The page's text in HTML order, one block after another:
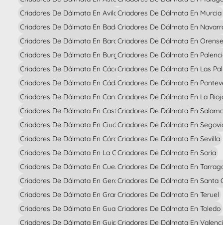
Criadores De Dálmata En Avila
Criadores De Dálmata En Badajoz
Criadores De Dálmata En Barcelona
Criadores De Dálmata En Burgos
Criadores De Dálmata En Cáceres
Criadores De Dálmata En Cádiz
Criadores De Dálmata En Cantabria
Criadores De Dálmata En Castellón
Criadores De Dálmata En Ciudad Real
Criadores De Dálmata En Córdoba
Criadores De Dálmata En La Coruña
Criadores De Dálmata En Cuenca
Criadores De Dálmata En Gerona
Criadores De Dálmata En Granada
Criadores De Dálmata En Guadalajara
Criadores De Dálmata En Guipúzcoa
Criadores De Dálmata En Murcia
Criadores De Dálmata En
Criadores De Dálmata En Orense
Criadores De Dálmata En
Criadores De Dálmata En Las
Criadores De Dálmata En
Criadores De Dálmata En La
Criadores De Dálmata En
Criadores De Dálmata En
Criadores De Dálmata En Sevilla
Criadores De Dálmata En Soria
Criadores De Dálmata En
Criadores De Dálmata En Santa
Criadores De Dálmata En Teruel
Criadores De Dálmata En Toledo
Criadores De Dálmata En